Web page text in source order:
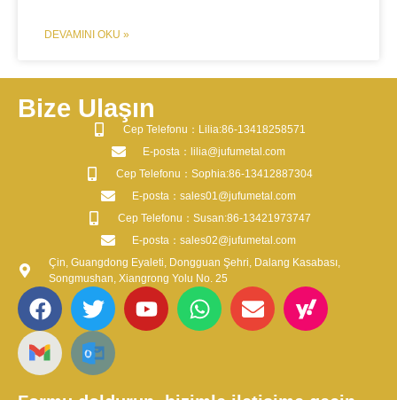
DEVAMINI OKU »
Bize Ulaşın
​Cep Telefonu：Lilia:86-13418258571
​E-posta​：lilia@jufumetal.com
​Cep Telefonu：Sophia:86-13412887304
​E-posta​：sales01@jufumetal.com
​Cep Telefonu：Susan:86-13421973747
​E-posta​：sales02@jufumetal.com
Çin, Guangdong Eyaleti, Dongguan Şehri, Dalang Kasabası,
Songmushan, Xiangrong Yolu No. 25